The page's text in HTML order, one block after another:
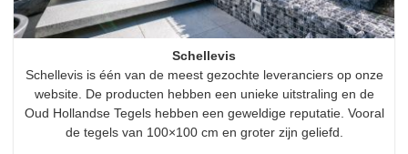
Schellevis
Schellevis is één van de meest gezochte leveranciers op onze
website. De producten hebben een unieke uitstraling en de
Oud Hollandse Tegels hebben een geweldige reputatie. Vooral
de tegels van 100×100 cm en groter zijn geliefd.